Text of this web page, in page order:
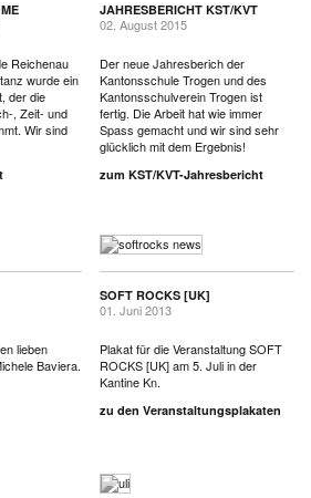
Reichenau
wurde ein
der die
, Zeit- und
Wir sind
JAHRESBERICHT KST/KVT
02. August 2015
Der neue Jahresberich der
Kantonsschule Trogen und des
Kantonsschulverein Trogen ist
fertig. Die Arbeit hat wie immer
Spass gemacht und wir sind sehr
glücklich mit dem Ergebnis!
zum KST/KVT-Jahresbericht
lieben
Baviera.
SOFT ROCKS [UK]
01. Juni 2013
Plakat für die Veranstaltung SOFT
ROCKS [UK] am 5. Juli in der
Kantine Kn.
zu den Veranstaltungsplakaten